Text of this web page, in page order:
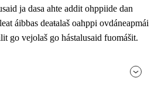
ja dasa ahte addit ohppiide dan
áibbas deaŧalaš oahppi ovdáneapmái
go vejolaš go hástalusaid fuomášit.